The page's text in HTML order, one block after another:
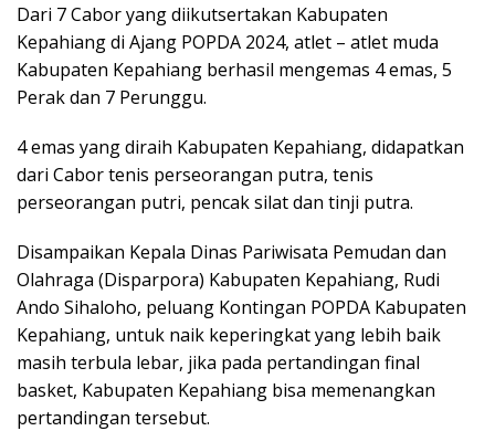
Dari 7 Cabor yang diikutsertakan Kabupaten
Kepahiang di Ajang POPDA 2024, atlet – atlet muda
Kabupaten Kepahiang berhasil mengemas 4 emas, 5
Perak dan 7 Perunggu.
4 emas yang diraih Kabupaten Kepahiang, didapatkan
dari Cabor tenis perseorangan putra, tenis
perseorangan putri, pencak silat dan tinji putra.
Disampaikan Kepala Dinas Pariwisata Pemudan dan
Olahraga (Disparpora) Kabupaten Kepahiang, Rudi
Ando Sihaloho, peluang Kontingan POPDA Kabupaten
Kepahiang, untuk naik keperingkat yang lebih baik
masih terbula lebar, jika pada pertandingan final
basket, Kabupaten Kepahiang bisa memenangkan
pertandingan tersebut.